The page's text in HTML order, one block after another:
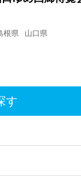
根県 山口県
す